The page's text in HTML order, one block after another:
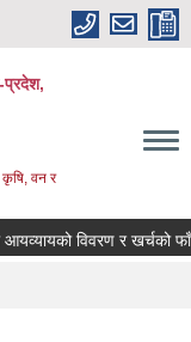
प्रदेश,
कृषि, वन र
विवरण र खर्चको